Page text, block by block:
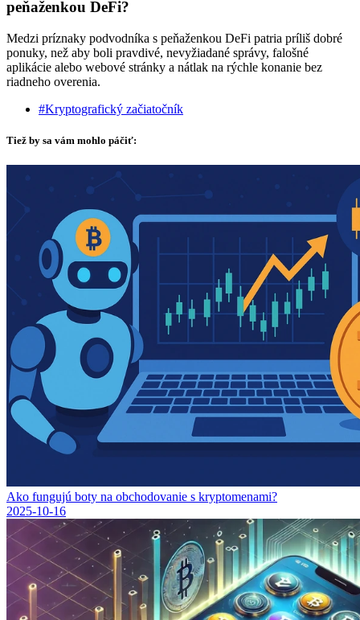
peňaženkou DeFi?
Medzi príznaky podvodníka s peňaženkou DeFi patria príliš dobré
ponuky, než aby boli pravdivé, nevyžiadané správy, falošné
aplikácie alebo webové stránky a nátlak na rýchle konanie bez
riadneho overenia.
#Kryptografický začiatočník
Tiež by sa vám mohlo páčiť:
Ako fungujú boty na obchodovanie s kryptomenami?
2025-10-16